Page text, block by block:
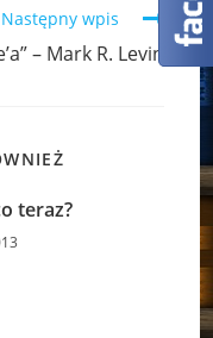
Następny wpis
– Mark R. Levin
teraz?